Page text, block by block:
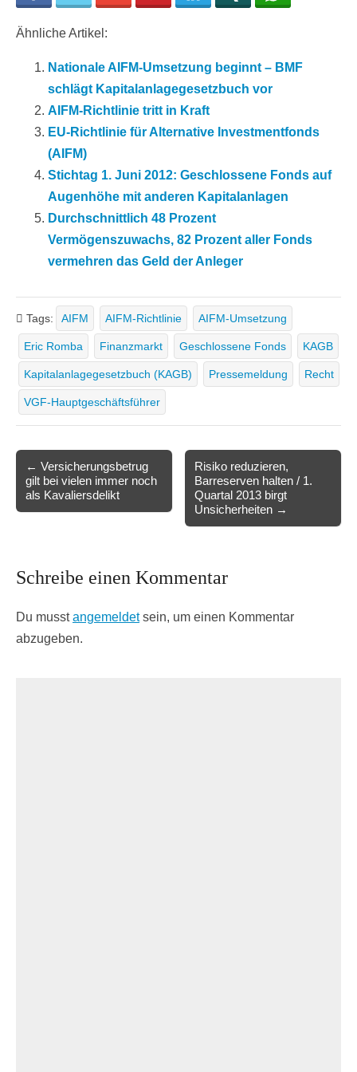
Ähnliche Artikel:
Nationale AIFM-Umsetzung beginnt – BMF
schlägt Kapitalanlagegesetzbuch vor
AIFM-Richtlinie tritt in Kraft
EU-Richtlinie für Alternative Investmentfonds
(AIFM)
Stichtag 1. Juni 2012: Geschlossene Fonds auf
Augenhöhe mit anderen Kapitalanlagen
Durchschnittlich 48 Prozent
Vermögenszuwachs, 82 Prozent aller Fonds
vermehren das Geld der Anleger
Tags: AIFM AIFM-Richtlinie AIFM-Umsetzung
Eric Romba Finanzmarkt Geschlossene Fonds KAGB
Kapitalanlagegesetzbuch (KAGB) Pressemeldung Recht
VGF-Hauptgeschäftsführer
Post
navigation
← Versicherungsbetrug
gilt bei vielen immer noch
als Kavaliersdelikt
Risiko reduzieren,
Barreserven halten / 1.
Quartal 2013 birgt
Unsicherheiten →
Schreibe einen Kommentar
Du musstangemeldetsein, um einen Kommentar
abzugeben.